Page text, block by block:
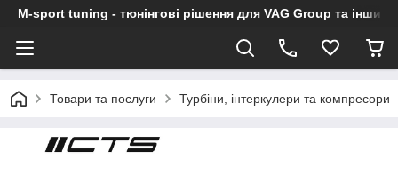
M-sport tuning - тюнінгові рішення для VAG Group та інших
Товари та послуги Турбіни, інтеркулери та компресори